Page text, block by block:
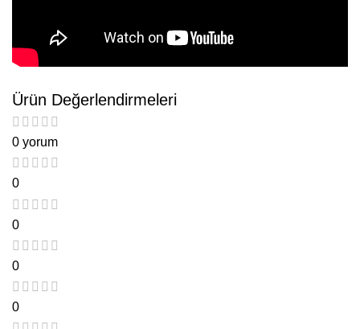
Ürün Değerlendirmeleri
0 yorum
0
0
0
0